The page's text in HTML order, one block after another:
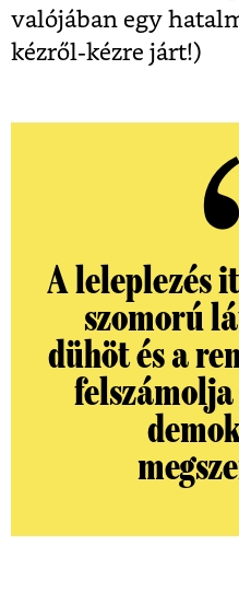
valójában egy
kézről-kézre járt!)
A leleplezés
szomorú
dühöt és a